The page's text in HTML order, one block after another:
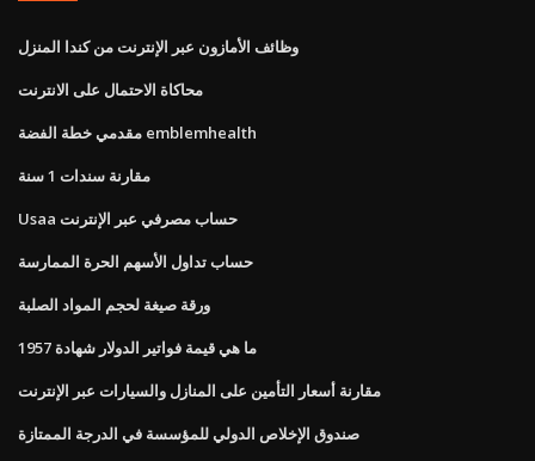
وظائف الأمازون عبر الإنترنت من كندا المنزل
محاكاة الاحتمال على الانترنت
مقدمي خطة الفضة emblemhealth
مقارنة سندات 1 سنة
Usaa حساب مصرفي عبر الإنترنت
حساب تداول الأسهم الحرة الممارسة
ورقة صيغة لحجم المواد الصلبة
ما هي قيمة فواتير الدولار شهادة 1957
مقارنة أسعار التأمين على المنازل والسيارات عبر الإنترنت
صندوق الإخلاص الدولي للمؤسسة في الدرجة الممتازة